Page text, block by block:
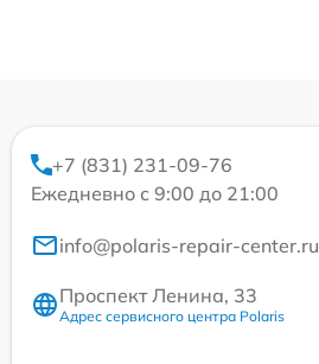
+7 (831) 231-09-76
Ежедневно с 9:00 до 21:00
info@polaris-repair-center.ru
Проспект Ленина, 33
Адрес сервисного центра Polaris